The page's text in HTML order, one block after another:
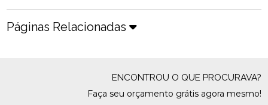
Páginas Relacionadas
ENCONTROU O QUE PROCURAVA?
Faça seu orçamento grátis agora mesmo!